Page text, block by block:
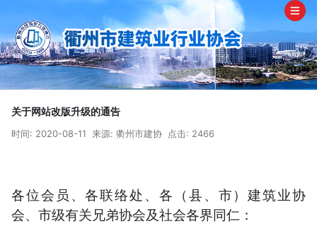
关于网站改版升级的通告
时间: 2020-08-11 来源: 衢州市建协 点击: 2466
各位会员、各联络处、各（县、市）建筑业协
会、市级有关兄弟协会及社会各界同仁：